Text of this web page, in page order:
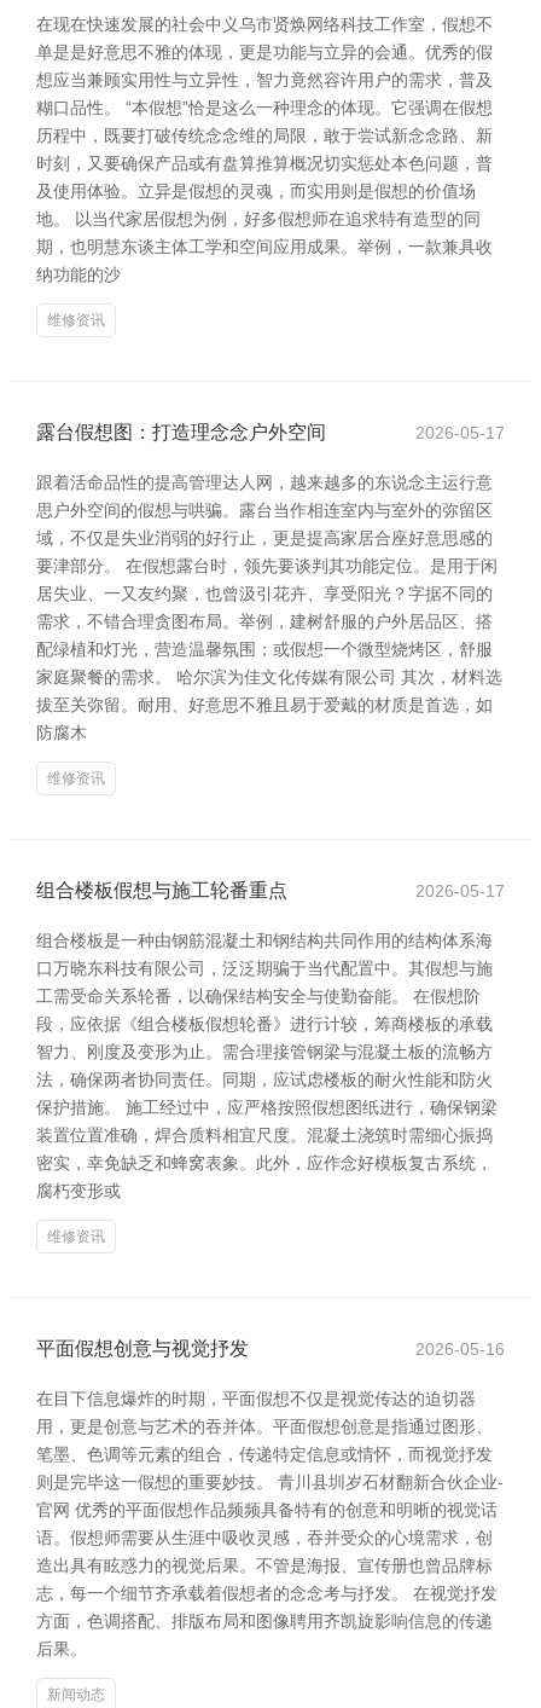
在现在快速发展的社会中义乌市贤焕网络科技工作室，假想不
单是是好意思不雅的体现，更是功能与立异的会通。优秀的假
想应当兼顾实用性与立异性，智力竟然容许用户的需求，普及
糊口品性。 “本假想”恰是这么一种理念的体现。它强调在假想
历程中，既要打破传统念念维的局限，敢于尝试新念念路、新
时刻，又要确保产品或有盘算推算概况切实惩处本色问题，普
及使用体验。立异是假想的灵魂，而实用则是假想的价值场
地。 以当代家居假想为例，好多假想师在追求特有造型的同
期，也明慧东谈主体工学和空间应用成果。举例，一款兼具收
纳功能的沙
维修资讯
露台假想图：打造理念念户外空间 2026-05-17
跟着活命品性的提高管理达人网，越来越多的东说念主运行意
思户外空间的假想与哄骗。露台当作相连室内与室外的弥留区
域，不仅是失业消弱的好行止，更是提高家居合座好意思感的
要津部分。 在假想露台时，领先要谈判其功能定位。是用于闲
居失业、一又友约聚，也曾汲引花卉、享受阳光？字据不同的
需求，不错合理贪图布局。举例，建树舒服的户外居品区、搭
配绿植和灯光，营造温馨氛围；或假想一个微型烧烤区，舒服
家庭聚餐的需求。 哈尔滨为佳文化传媒有限公司 其次，材料选
拔至关弥留。耐用、好意思不雅且易于爱戴的材质是首选，如
防腐木
维修资讯
组合楼板假想与施工轮番重点 2026-05-17
组合楼板是一种由钢筋混凝土和钢结构共同作用的结构体系海
口万晓东科技有限公司，泛泛期骗于当代配置中。其假想与施
工需受命关系轮番，以确保结构安全与使勤奋能。 在假想阶
段，应依据《组合楼板假想轮番》进行计较，筹商楼板的承载
智力、刚度及变形为止。需合理接管钢梁与混凝土板的流畅方
法，确保两者协同责任。同期，应试虑楼板的耐火性能和防火
保护措施。 施工经过中，应严格按照假想图纸进行，确保钢梁
装置位置准确，焊合质料相宜尺度。混凝土浇筑时需细心振捣
密实，幸免缺乏和蜂窝表象。此外，应作念好模板复古系统，
腐朽变形或
维修资讯
平面假想创意与视觉抒发 2026-05-16
在目下信息爆炸的时期，平面假想不仅是视觉传达的迫切器
用，更是创意与艺术的吞并体。平面假想创意是指通过图形、
笔墨、色调等元素的组合，传递特定信息或情怀，而视觉抒发
则是完毕这一假想的重要妙技。 青川县圳岁石材翻新合伙企业-
官网 优秀的平面假想作品频频具备特有的创意和明晰的视觉话
语。假想师需要从生涯中吸收灵感，吞并受众的心境需求，创
造出具有眩惑力的视觉后果。不管是海报、宣传册也曾品牌标
志，每一个细节齐承载着假想者的念念考与抒发。 在视觉抒发
方面，色调搭配、排版布局和图像聘用齐凯旋影响信息的传递
后果。
新闻动态